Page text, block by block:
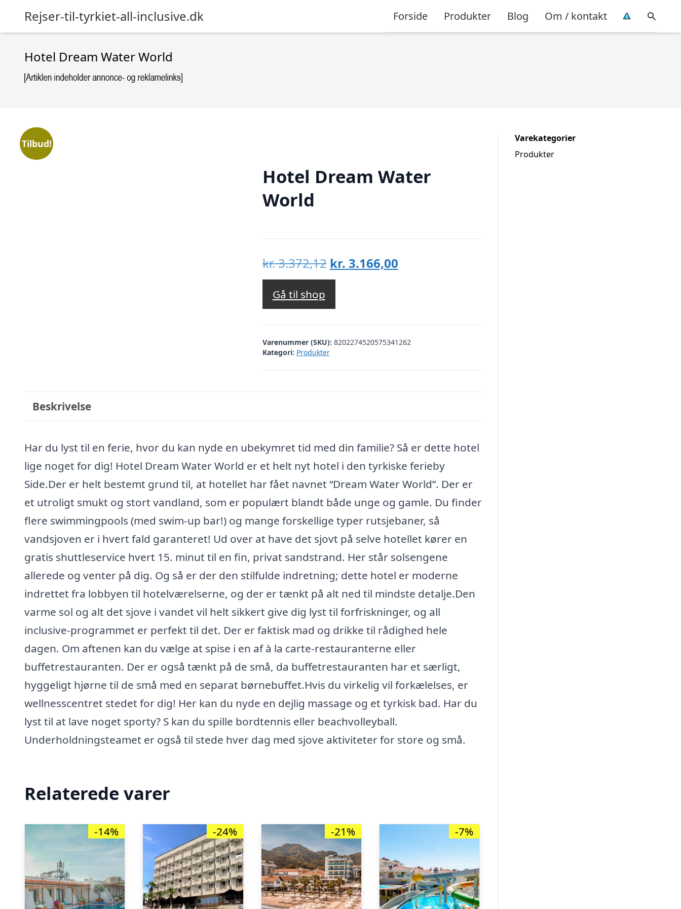
Rejser-til-tyrkiet-all-inclusive.dk Forside Produkter Blog Om / kontakt
Hotel Dream Water World
Tilbud!
Hotel Dream Water
World
kr.3.372,12 Den
oprindelige
var:
kr. 3.372,12.
kr. 3.166,00Den
kr. 3.166,00.
Gå til shop
Varenummer (SKU): 8202274520575341262
Kategori: Produkter
Beskrivelse
Har du lyst til en ferie, hvor du kan nyde en ubekymret tid med din familie? Så er dette hotel
lige noget for dig! Hotel Dream Water World er et helt nyt hotel i den tyrkiske ferieby
Side.Der er helt bestemt grund til, at hotellet har fået navnet “Dream Water World”. Der er
et utroligt smukt og stort vandland, som er populært blandt både unge og gamle. Du finder
flere swimmingpools (med swim-up bar!) og mange forskellige typer rutsjebaner, så
vandsjoven er i hvert fald garanteret! Ud over at have det sjovt på selve hotellet kører en
gratis shuttleservice hvert 15. minut til en fin, privat sandstrand. Her står solsengene
allerede og venter på dig. Og så er der den stilfulde indretning; dette hotel er moderne
indrettet fra lobbyen til hotelværelserne, og der er tænkt på alt ned til mindste detalje.Den
varme sol og alt det sjove i vandet vil helt sikkert give dig lyst til forfriskninger, og all
inclusive-programmet er perfekt til det. Der er faktisk mad og drikke til rådighed hele
dagen. Om aftenen kan du vælge at spise i en af à la carte-restauranterne eller
buffetrestauranten. Der er også tænkt på de små, da buffetrestauranten har et særligt,
hyggeligt hjørne til de små med en separat børnebuffet.Hvis du virkelig vil forkælelses, er
wellnesscentret stedet for dig! Her kan du nyde en dejlig massage og et tyrkisk bad. Har du
lyst til at lave noget sporty? S kan du spille bordtennis eller beachvolleyball.
Underholdningsteamet er også til stede hver dag med sjove aktiviteter for store og små.
Relaterede varer
-14% -24% -21% -7%
Varekategorier
Produkter